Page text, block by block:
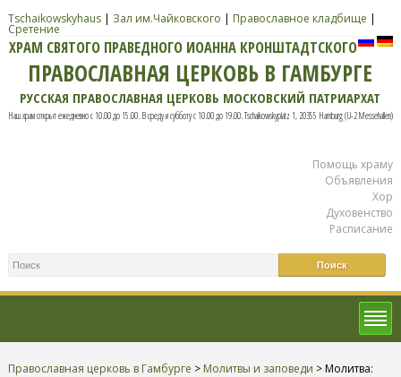
Tschaikowskyhaus| Зал им.Чайковского | Православное кладбище |
Сретение
ХРАМ СВЯТОГО ПРАВЕДНОГО ИОАННА КРОНШТАДТСКОГО
ПРАВОСЛАВНАЯ ЦЕРКОВЬ В ГАМБУРГЕ
РУССКАЯ ПРАВОСЛАВНАЯ ЦЕРКОВЬ МОСКОВСКИЙ ПАТРИАРХАТ
Наш храм открыт ежедневно с 10.00 до 15.00. В среду и субботу с 10.00 до 19.00. Tschaikowskyplatz 1, 20355 Hamburg (U-2 Messehallen)
Помощь храму
Объявления
Хор
Духовенство
Расписание
Православная церковь в Гамбурге > Молитвы и заповеди > Молитва: